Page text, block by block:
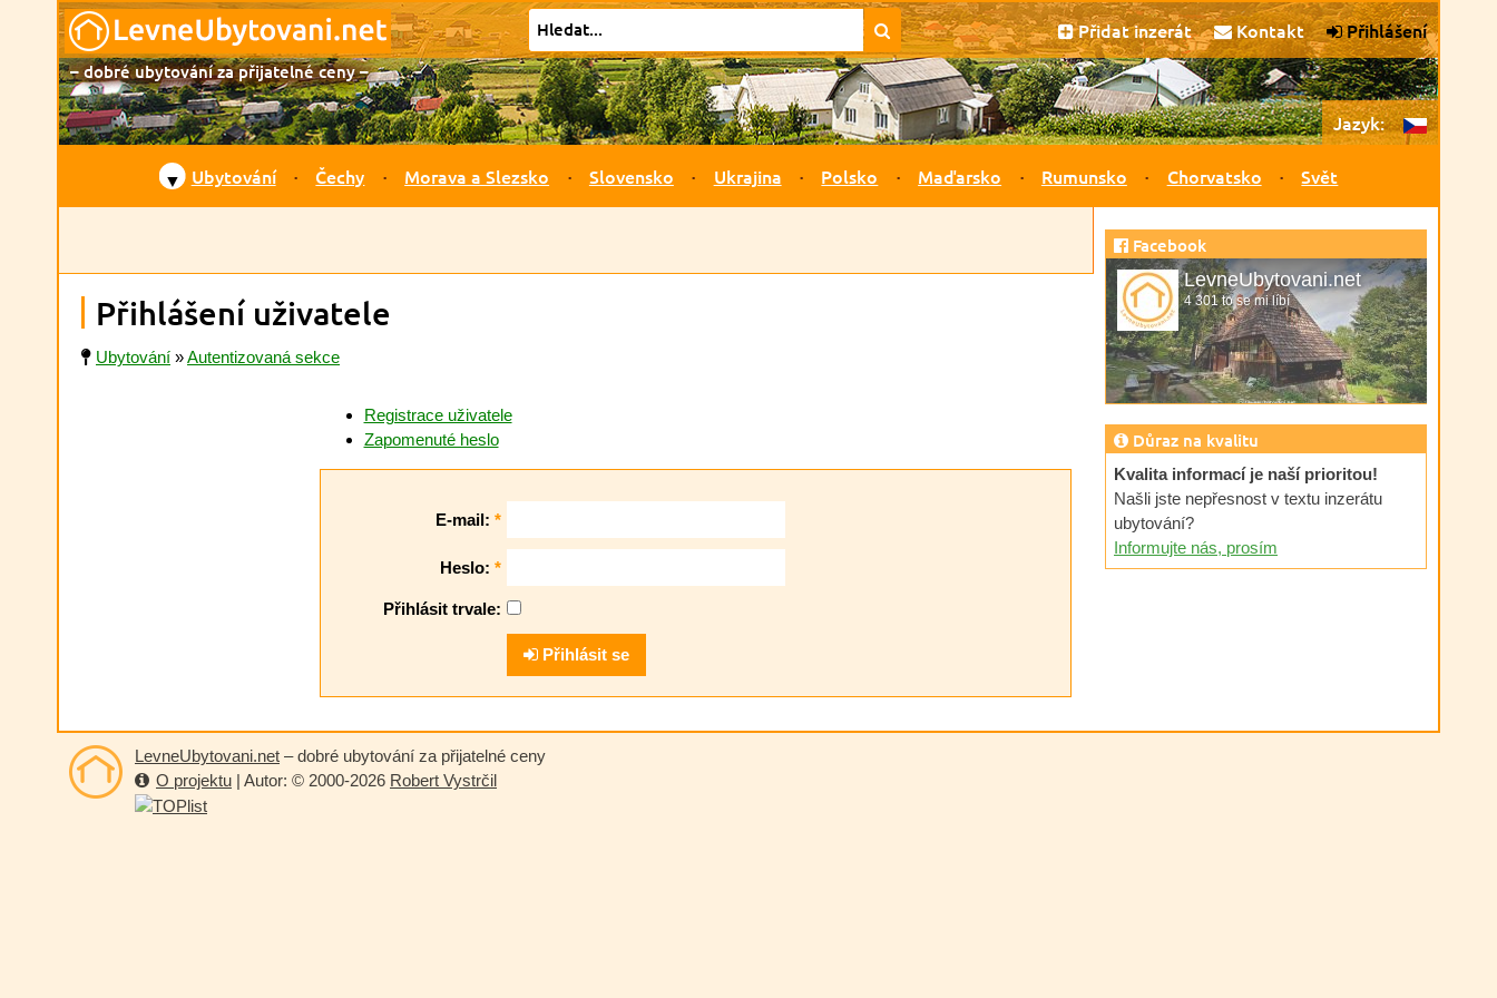
Přidat inzerát Kontakt Přihlášení
– dobré ubytování za přijatelné ceny –
Jazyk:
▼ Ubytování Čechy Morava a Slezsko Slovensko Ukrajina Polsko Maďarsko Rumunsko Chorvatsko Svět
Přihlášení uživatele
Ubytování »Autentizovaná sekce
Registrace uživatele
Zapomenuté heslo
E-mail: *
Heslo: *
Přihlásit trvale:
Přihlásit se
Facebook
LevneUbytovani.net
4 301 to se mi líbí
Důraz na kvalitu
Kvalita informací je naší prioritou!
Našli jste nepřesnost v textu inzerátu
ubytování?
Informujte nás, prosím
LevneUbytovani.net – dobré ubytování za přijatelné ceny
O projektu | Autor: © 2000-2026 Robert Vystrčil